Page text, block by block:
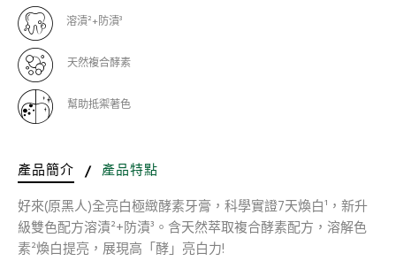
溶漬²+防漬³
天然複合酵素
幫助抵禦著色
產品簡介 / 產品特點
好來(原黑人)全亮白極緻酵素牙膏，科學實證7天煥白¹，新升
級雙色配方溶漬²+防漬³。含天然萃取複合酵素配方，溶解色
素²煥白提亮，展現高「酵」亮白力!